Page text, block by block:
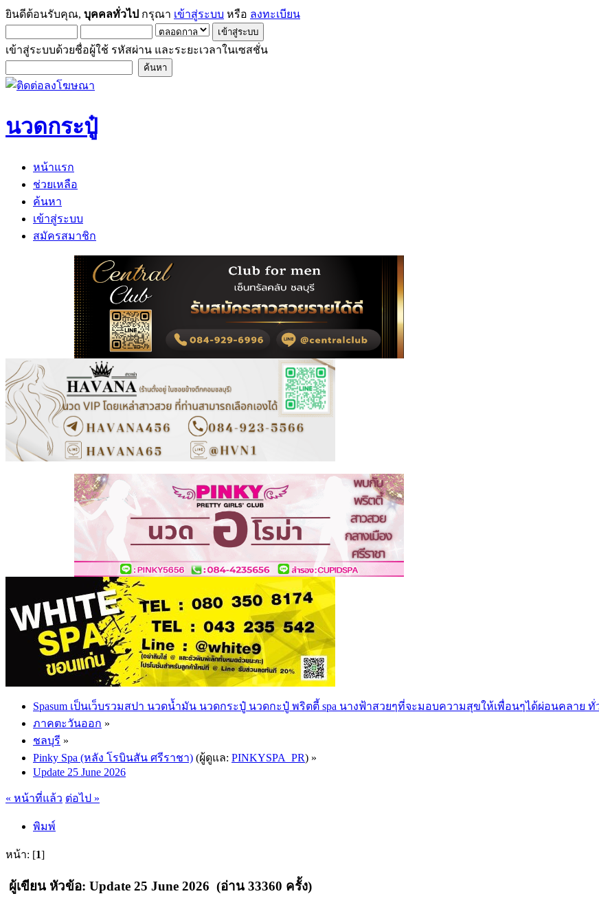
ยินดีต้อนรับคุณ, บุคคลทั่วไป กรุณา เข้าสู่ระบบ หรือ ลงทะเบียน
เข้าสู่ระบบด้วยชื่อผู้ใช้ รหัสผ่าน และระยะเวลาในเซสชั่น
นวดกระปู๋
หน้าแรก
ช่วยเหลือ
ค้นหา
เข้าสู่ระบบ
สมัครสมาชิก
Spasum เป็นเว็บรวมสปา นวดน้ำมัน นวดกระปู๋ นวดกะปู๋ พริตตี้ spa นางฟ้าสวยๆที่จะมอบความสุขให้เพื่อนๆได้ผ่อนคลาย ทั่
ภาคตะวันออก »
ชลบุรี »
Pinky Spa (หลัง โรบินสัน ศรีราชา) (ผู้ดูแล: PINKYSPA_PR) »
Update 25 June 2026
« หน้าที่แล้ว ต่อไป »
พิมพ์
หน้า: [1]
ผู้เขียน หัวข้อ: Update 25 June 2026 (อ่าน 33360 ครั้ง)